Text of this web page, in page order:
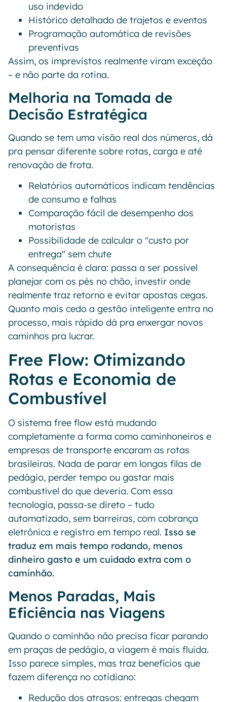
uso indevido
Histórico detalhado de trajetos e eventos
Programação automática de revisões
preventivas
Assim, os imprevistos realmente viram exceção
– e não parte da rotina.
Melhoria na Tomada de
Decisão Estratégica
Quando se tem uma visão real dos números, dá
pra pensar diferente sobre rotas, carga e até
renovação de frota.
Relatórios automáticos indicam tendências
de consumo e falhas
Comparação fácil de desempenho dos
motoristas
Possibilidade de calcular o "custo por
entrega" sem chute
A consequência é clara: passa a ser possível
planejar com os pés no chão, investir onde
realmente traz retorno e evitar apostas cegas.
Quanto mais cedo a gestão inteligente entra no
processo, mais rápido dá pra enxergar novos
caminhos pra lucrar.
Free Flow: Otimizando
Rotas e Economia de
Combustível
O sistema free flow está mudando
completamente a forma como caminhoneiros e
empresas de transporte encaram as rotas
brasileiras. Nada de parar em longas filas de
pedágio, perder tempo ou gastar mais
combustível do que deveria. Com essa
tecnologia, passa-se direto – tudo
automatizado, sem barreiras, com cobrança
eletrônica e registro em tempo real. Isso se
traduz em mais tempo rodando, menos
dinheiro gasto e um cuidado extra com o
caminhão.
Menos Paradas, Mais
Eficiência nas Viagens
Quando o caminhão não precisa ficar parando
em praças de pedágio, a viagem é mais fluida.
Isso parece simples, mas traz benefícios que
fazem diferença no cotidiano:
Redução dos atrasos: entregas chegam